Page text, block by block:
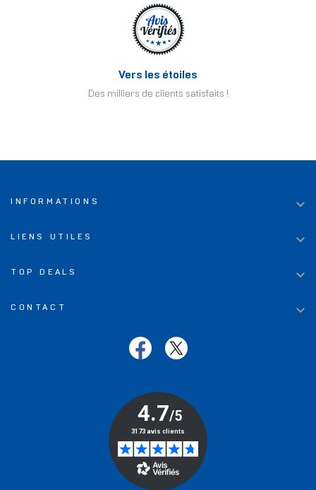
Vers les étoiles
Des milliers de clients satisfaits !
INFORMATIONS 
LIENS UTILES 
TOP DEALS 
CONTACT 